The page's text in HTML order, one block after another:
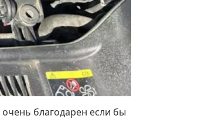
благодарен если бы